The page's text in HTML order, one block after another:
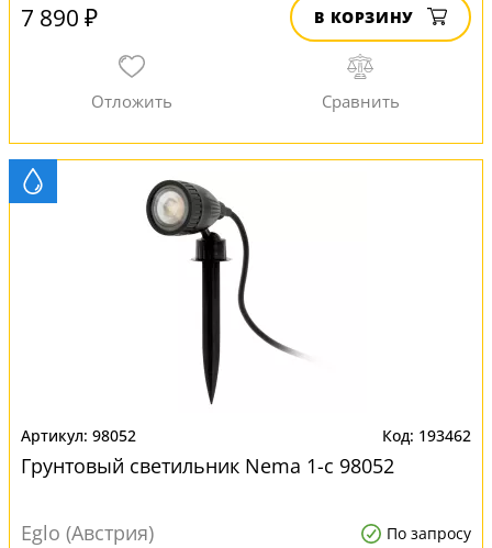
7 890 ₽ В КОРЗИНУ
98052 193462
Грунтовый светильник Nema 1-c 98052
Eglo (Австрия) По запросу